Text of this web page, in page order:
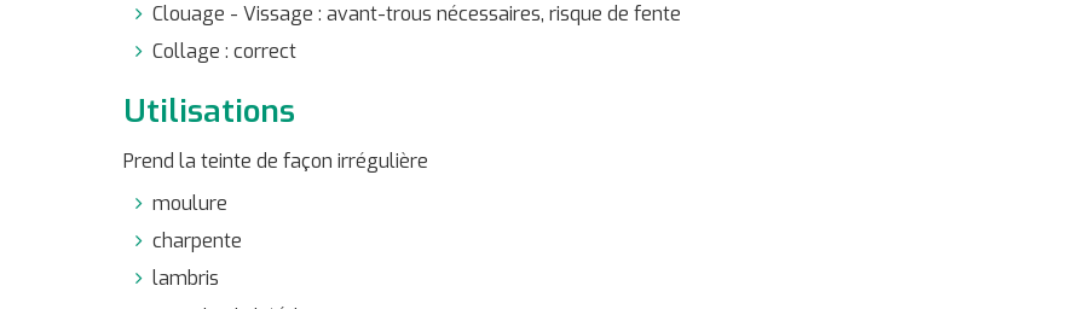
Clouage - Vissage : avant-trous nécessaires, risque de fente
Collage : correct
Utilisations
Prend la teinte de façon irrégulière
moulure
charpente
lambris